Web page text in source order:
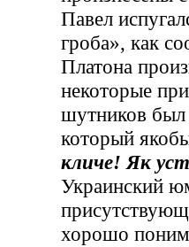
Павел
гроба», как
Платона
некоторые
шутников был
который
кличе! Як
Украинский
хорошо